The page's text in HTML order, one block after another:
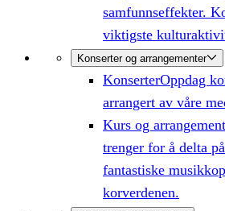
samfunnseffekter.
viktigste
Konserter og arrangementer
KonserterOppdag
arrangert av våre
Kurs og
trenger for å delta
fantastiske
korverdenen.